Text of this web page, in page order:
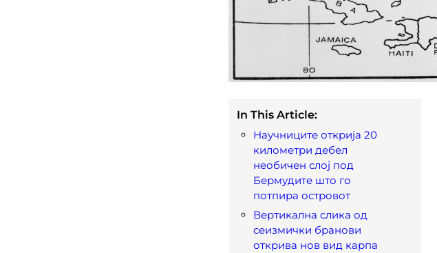
In This Article:
Научниците открија 20
километри дебел
необичен слој под
Бермудите што го
потпира островот
Вертикална слика од
сеизмички бранови
открива нов вид карпа